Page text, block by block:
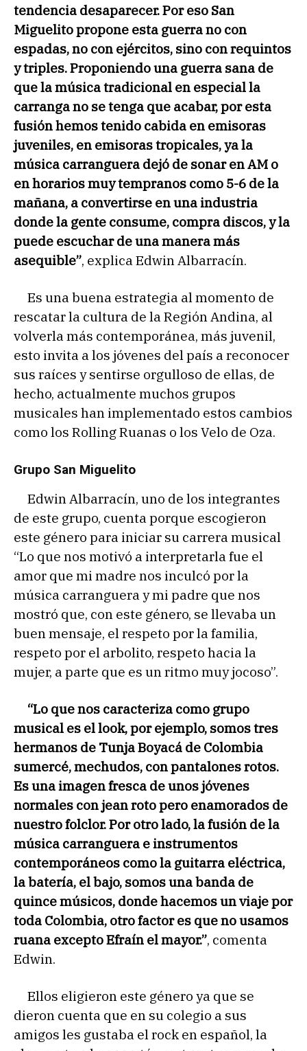
tendencia desaparecer. Por eso San
Miguelito propone esta guerra no con
espadas, no con ejércitos, sino con requintos
y triples. Proponiendo una guerra sana de
que la música tradicional en especial la
carranga no se tenga que acabar, por esta
fusión hemos tenido cabida en emisoras
juveniles, en emisoras tropicales, ya la
música carranguera dejó de sonar en AM o
en horarios muy tempranos como 5-6 de la
mañana, a convertirse en una industria
donde la gente consume, compra discos, y la
puede escuchar de una manera más
asequible”, explica Edwin Albarracín.
Es una buena estrategia al momento de
rescatar la cultura de la Región Andina, al
volverla más contemporánea, más juvenil,
esto invita a los jóvenes del país a reconocer
sus raíces y sentirse orgulloso de ellas, de
hecho, actualmente muchos grupos
musicales han implementado estos cambios
como los Rolling Ruanas o los Velo de Oza.
Grupo San Miguelito
Edwin Albarracín, uno de los integrantes
de este grupo, cuenta porque escogieron
este género para iniciar su carrera musical
“Lo que nos motivó a interpretarla fue el
amor que mi madre nos inculcó por la
música carranguera y mi padre que nos
mostró que, con este género, se llevaba un
buen mensaje, el respeto por la familia,
respeto por el arbolito, respeto hacia la
mujer, a parte que es un ritmo muy jocoso”.
“Lo que nos caracteriza como grupo
musical es el look, por ejemplo, somos tres
hermanos de Tunja Boyacá de Colombia
sumercé, mechudos, con pantalones rotos.
Es una imagen fresca de unos jóvenes
normales con jean roto pero enamorados de
nuestro folclor. Por otro lado, la fusión de la
música carranguera e instrumentos
contemporáneos como la guitarra eléctrica,
la batería, el bajo, somos una banda de
quince músicos, donde hacemos un viaje por
toda Colombia, otro factor es que no usamos
ruana excepto Efraín el mayor.”, comenta
Edwin.
Ellos eligieron este género ya que se
dieron cuenta que en su colegio a sus
amigos les gustaba el rock en español, la